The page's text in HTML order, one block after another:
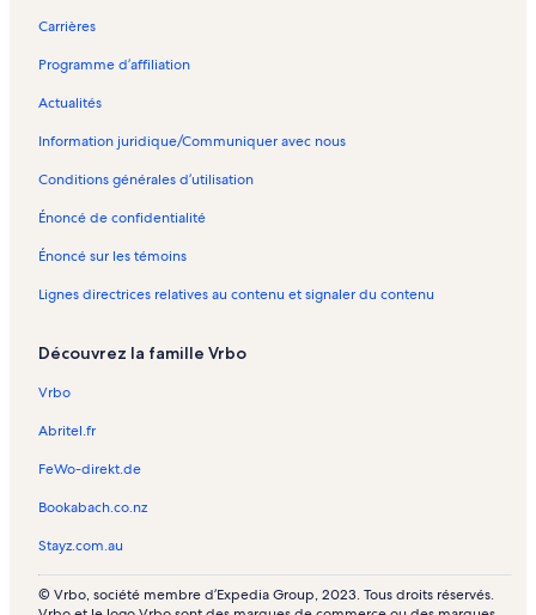
Carrières
Programme d’affiliation
Actualités
Information juridique/Communiquer avec nous
Conditions générales d’utilisation
Énoncé de confidentialité
Énoncé sur les témoins
Lignes directrices relatives au contenu et signaler du contenu
Découvrez la famille Vrbo
Vrbo
Abritel.fr
FeWo-direkt.de
Bookabach.co.nz
Stayz.com.au
© Vrbo, société membre d’Expedia Group, 2023. Tous droits réservés.